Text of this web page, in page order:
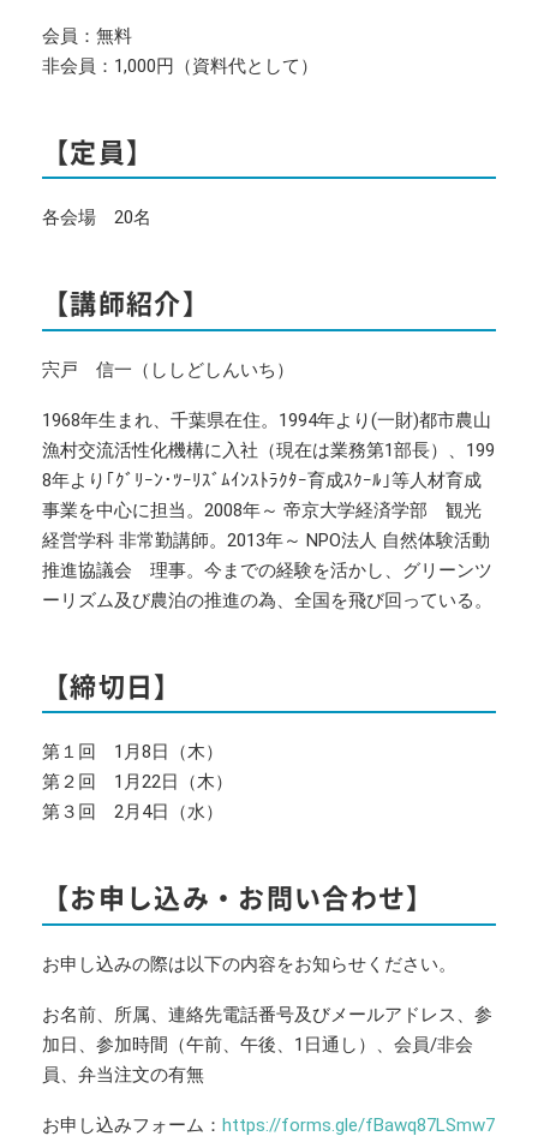
会員：無料
非会員：1,000円（資料代として）
【定員】
各会場 20名
【講師紹介】
宍戸 信一（ししどしんいち）
1968年生まれ、千葉県在住。1994年より(一財)都市農山
漁村交流活性化機構に入社（現在は業務第1部長）、199
8年より｢ｸﾞﾘｰﾝ･ﾂｰﾘｽﾞﾑｲﾝｽﾄﾗｸﾀｰ育成ｽｸｰﾙ｣等人材育成
事業を中心に担当。2008年～ 帝京大学経済学部 観光
経営学科 非常勤講師。2013年～ NPO法人 自然体験活動
推進協議会 理事。今までの経験を活かし、グリーンツ
ーリズム及び農泊の推進の為、全国を飛び回っている。
【締切日】
第１回 1月8日（木）
第２回 1月22日（木）
第３回 2月4日（水）
【お申し込み・お問い合わせ】
お申し込みの際は以下の内容をお知らせください。
お名前、所属、連絡先電話番号及びメールアドレス、参
加日、参加時間（午前、午後、1日通し）、会員/非会
員、弁当注文の有無
お申し込みフォーム： https://forms.gle/fBawq87LSmw7